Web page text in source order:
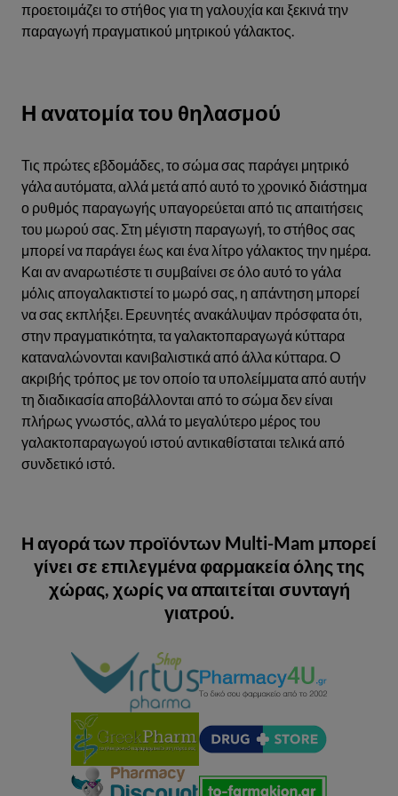
προετοιμάζει το στήθος για τη γαλουχία και ξεκινά την
παραγωγή πραγματικού μητρικού γάλακτος.
Η ανατομία του θηλασμού
Τις πρώτες εβδομάδες, το σώμα σας παράγει μητρικό
γάλα αυτόματα, αλλά μετά από αυτό το χρονικό διάστημα
ο ρυθμός παραγωγής υπαγορεύεται από τις απαιτήσεις
του μωρού σας. Στη μέγιστη παραγωγή, το στήθος σας
μπορεί να παράγει έως και ένα λίτρο γάλακτος την ημέρα.
Και αν αναρωτιέστε τι συμβαίνει σε όλο αυτό το γάλα
μόλις απογαλακτιστεί το μωρό σας, η απάντηση μπορεί
να σας εκπλήξει. Ερευνητές ανακάλυψαν πρόσφατα ότι,
στην πραγματικότητα, τα γαλακτοπαραγωγά κύτταρα
καταναλώνονται κανιβαλιστικά από άλλα κύτταρα. Ο
ακριβής τρόπος με τον οποίο τα υπολείμματα από αυτήν
τη διαδικασία αποβάλλονται από το σώμα δεν είναι
πλήρως γνωστός, αλλά το μεγαλύτερο μέρος του
γαλακτοπαραγωγού ιστού αντικαθίσταται τελικά από
συνδετικό ιστό.
Η αγορά των προϊόντων Multi-Mam μπορεί
γίνει σε επιλεγμένα φαρμακεία όλης της
χώρας, χωρίς να απαιτείται συνταγή
γιατρού.